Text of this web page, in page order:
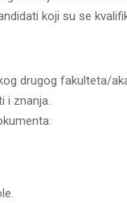
koji su se
drugog fakulteta/
i znanja.